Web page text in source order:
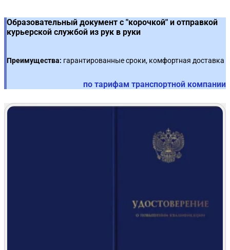
Образовательный документ с "корочкой" и отправкой
курьерской службой из рук в руки
Преимущества: гарантированные сроки, комфортная доставка
по тарифам транспортной компании